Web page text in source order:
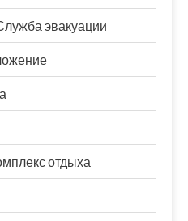
эвакуации
отдыха